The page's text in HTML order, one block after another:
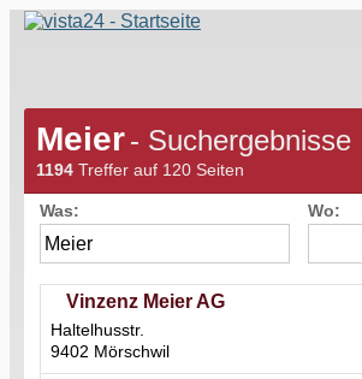
Meier- Suchergebnisse
1194 Treffer auf 120 Seiten
Was: Wo:
Vinzenz Meier AG
Haltelhusstr.
9402 Mörschwil